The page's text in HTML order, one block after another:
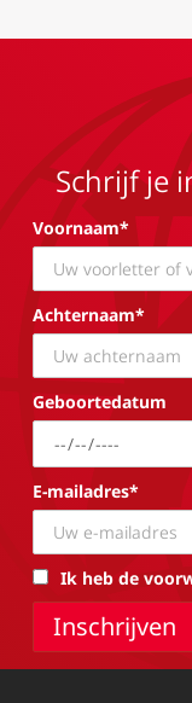
Schrijf je
Voornaam*
Achternaam*
Geboortedatum
E-mailadres*
Ik heb de